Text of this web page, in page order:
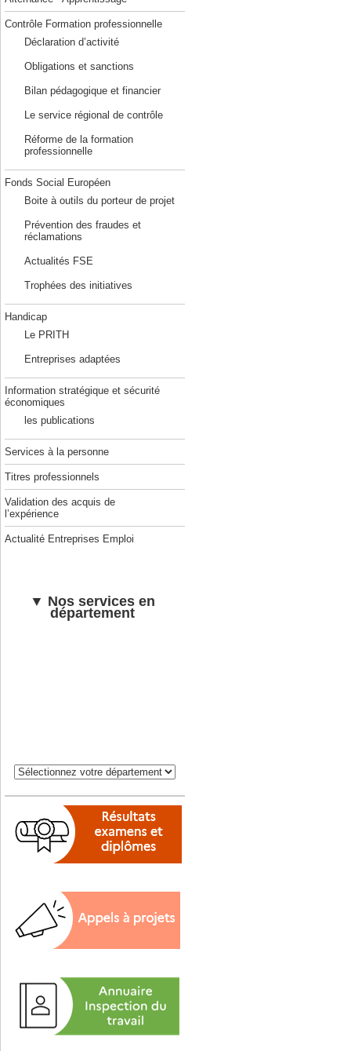
Contrôle Formation professionnelle
Déclaration d’activité
Obligations et sanctions
Bilan pédagogique et financier
Le service régional de contrôle
Réforme de la formation
professionnelle
Fonds Social Européen
Boite à outils du porteur de projet
Prévention des fraudes et
réclamations
Actualités FSE
Trophées des initiatives
Handicap
Le PRITH
Entreprises adaptées
Information stratégique et sécurité
économiques
les publications
Services à la personne
Titres professionnels
Validation des acquis de
l’expérience
Actualité Entreprises Emploi
▼ Nos services en
département